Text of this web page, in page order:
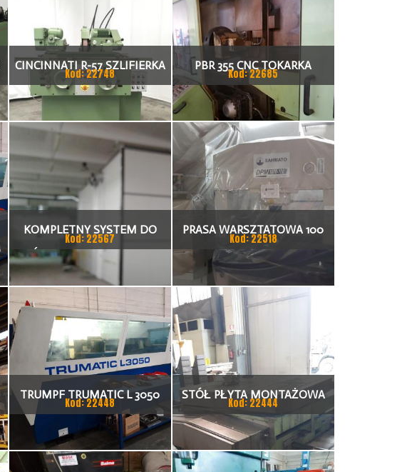
CINCINNATI R-57 SZLIFIERKA
Kod: 22748
PBR 355 CNC TOKARKA
Kod: 22685
KOMPLETNY SYSTEM DO
ŚRUTOWANIA METALI
Kod: 22567
PRASA WARSZTATOWA 100
TON
Kod: 22518
TRUMPF TRUMATIC L 3050
LASER 5000 WATT 3000MM X
1500MM
Kod: 22448
STÓŁ PŁYTA MONTAŻOWA
ROWKOWANA 2200MM X
2000MM
Kod: 22444